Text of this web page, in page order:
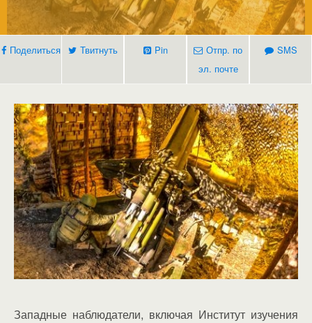
Поделиться Твитнуть Pin
Отпр. по
эл. почте
SMS
Западные наблюдатели, включая Институт изучения